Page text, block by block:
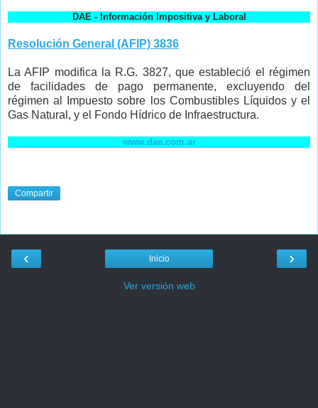
DAE - Información Impositiva y Laboral
Resolución General (AFIP) 3836
La AFIP modifica la R.G. 3827, que estableció el régimen
de facilidades de pago permanente, excluyendo del
régimen al Impuesto sobre los Combustibles Líquidos y el
Gas Natural, y el Fondo Hídrico de Infraestructura.
www.dae.com.ar
Compartir
‹ ›
Inicio
Ver versión web